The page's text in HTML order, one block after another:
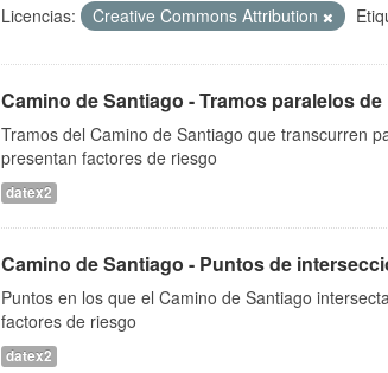
Licencias: Creative Commons Attribution
Camino de Santiago - Tramos paralelos
Tramos del Camino de Santiago que transcurren
presentan factores de riesgo
datex2
Camino de Santiago - Puntos de
Puntos en los que el Camino de Santiago
factores de riesgo
datex2